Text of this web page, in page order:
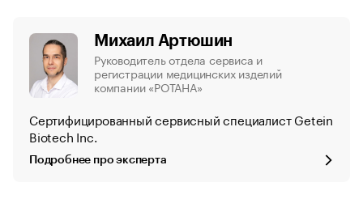
Михаил Артюшин
Руководитель отдела сервиса и
регистрации медицинских изделий
компании «РОТАНА»
Сертифицированный сервисный специалист Getein
Biotech Inc.
Подробнее про эксперта